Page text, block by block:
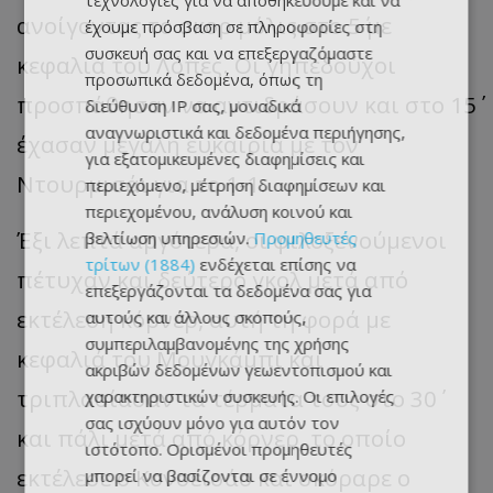
ανοίγοντας το σκορ μόλις στο 5΄ με
κεφαλιά του Λόπες. Οι γηπεδούχοι
προσπάθησαν να αντιδράσουν και στο 15΄
έχασαν μεγάλη ευκαιρία με τον
Ντουρμισάι για το 1-1.
Έξι λεπτά αργότερα, οι φιλοξενούμενοι
πέτυχαν και δεύτερο γκολ μετά από
εκτέλεση κόρνερ, αυτή τη φορά με
κεφαλιά του Μουγκάμπι και
τριπλασίασαν τα τέρματα τους στο 30΄
και πάλι μετά από κόρνερ, το οποίο
εκτέλεσε ο Κονσεϊσάο και σκόραρε ο
έχουμε πρόσβαση σε πληροφορίες στη
συσκευή σας και να επεξεργαζόμαστε
προσωπικά δεδομένα, όπως τη
διεύθυνση IP σας, μοναδικά
αναγνωριστικά και δεδομένα περιήγησης,
για εξατομικευμένες διαφημίσεις και
περιεχόμενο, μέτρηση διαφημίσεων και
περιεχομένου, ανάλυση κοινού και
βελτίωση υπηρεσιών. Προμηθευτές
τρίτων (1884) ενδέχεται επίσης να
επεξεργάζονται τα δεδομένα σας για
αυτούς και άλλους σκοπούς,
συμπεριλαμβανομένης της χρήσης
ακριβών δεδομένων γεωεντοπισμού και
χαρακτηριστικών συσκευής. Οι επιλογές
σας ισχύουν μόνο για αυτόν τον
ιστότοπο. Ορισμένοι προμηθευτές
μπορεί να βασίζονται σε έννομο